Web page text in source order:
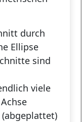
durch
Ellipse
sind
viele